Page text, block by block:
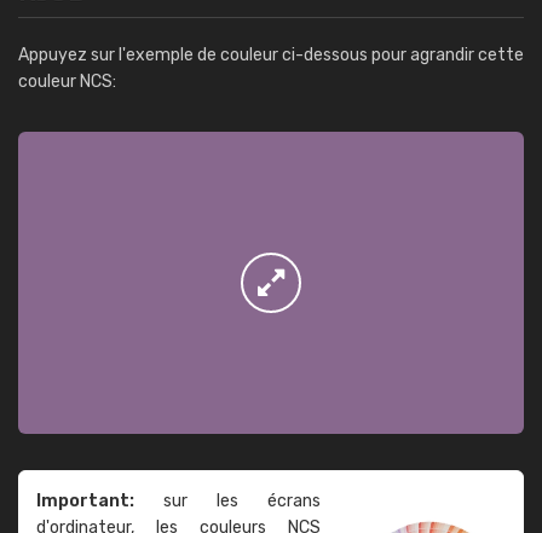
Appuyez sur l'exemple de couleur ci-dessous pour agrandir cette
couleur NCS:
Important: sur les écrans
d'ordinateur, les couleurs NCS